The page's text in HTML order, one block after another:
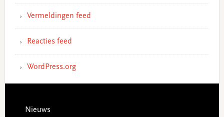
Vermeldingen feed
Reacties feed
WordPress.org
Footer
Nieuws